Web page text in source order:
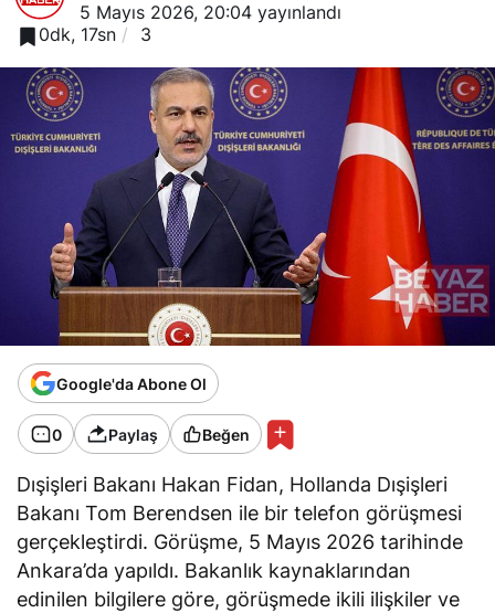
5 Mayıs 2026, 20:04 yayınlandı
0dk, 17sn
3
Google'da Abone Ol
0 Paylaş Beğen
Dışişleri Bakanı Hakan Fidan, Hollanda Dışişleri
Bakanı Tom Berendsen ile bir telefon görüşmesi
gerçekleştirdi. Görüşme, 5 Mayıs 2026 tarihinde
Ankara’da yapıldı. Bakanlık kaynaklarından
edinilen bilgilere göre, görüşmede ikili ilişkiler ve